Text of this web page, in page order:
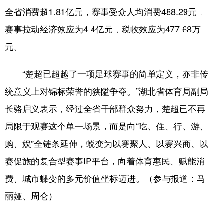
全省消费超1.81亿元，赛事受众人均消费488.29元，
赛事拉动经济效应为4.4亿元，税收效应为477.68万
元。
“楚超已超越了一项足球赛事的简单定义，亦非传
统意义上对锦标荣誉的狭隘争夺。”‌‌‌湖北省体育局副局
长骆启义表示，经过全省干部群众努力，楚超已不再
局限于观赛这个单一场景，而是向“吃、住、行、游、
购、娱”全链条延伸，蜕变为以赛聚人、以赛兴商、以
赛促旅的复合型赛事IP平台，向着体育惠民、赋能消
费、城市蝶变的多元价值坐标迈进。（参与报道：马
丽娅、周仑）